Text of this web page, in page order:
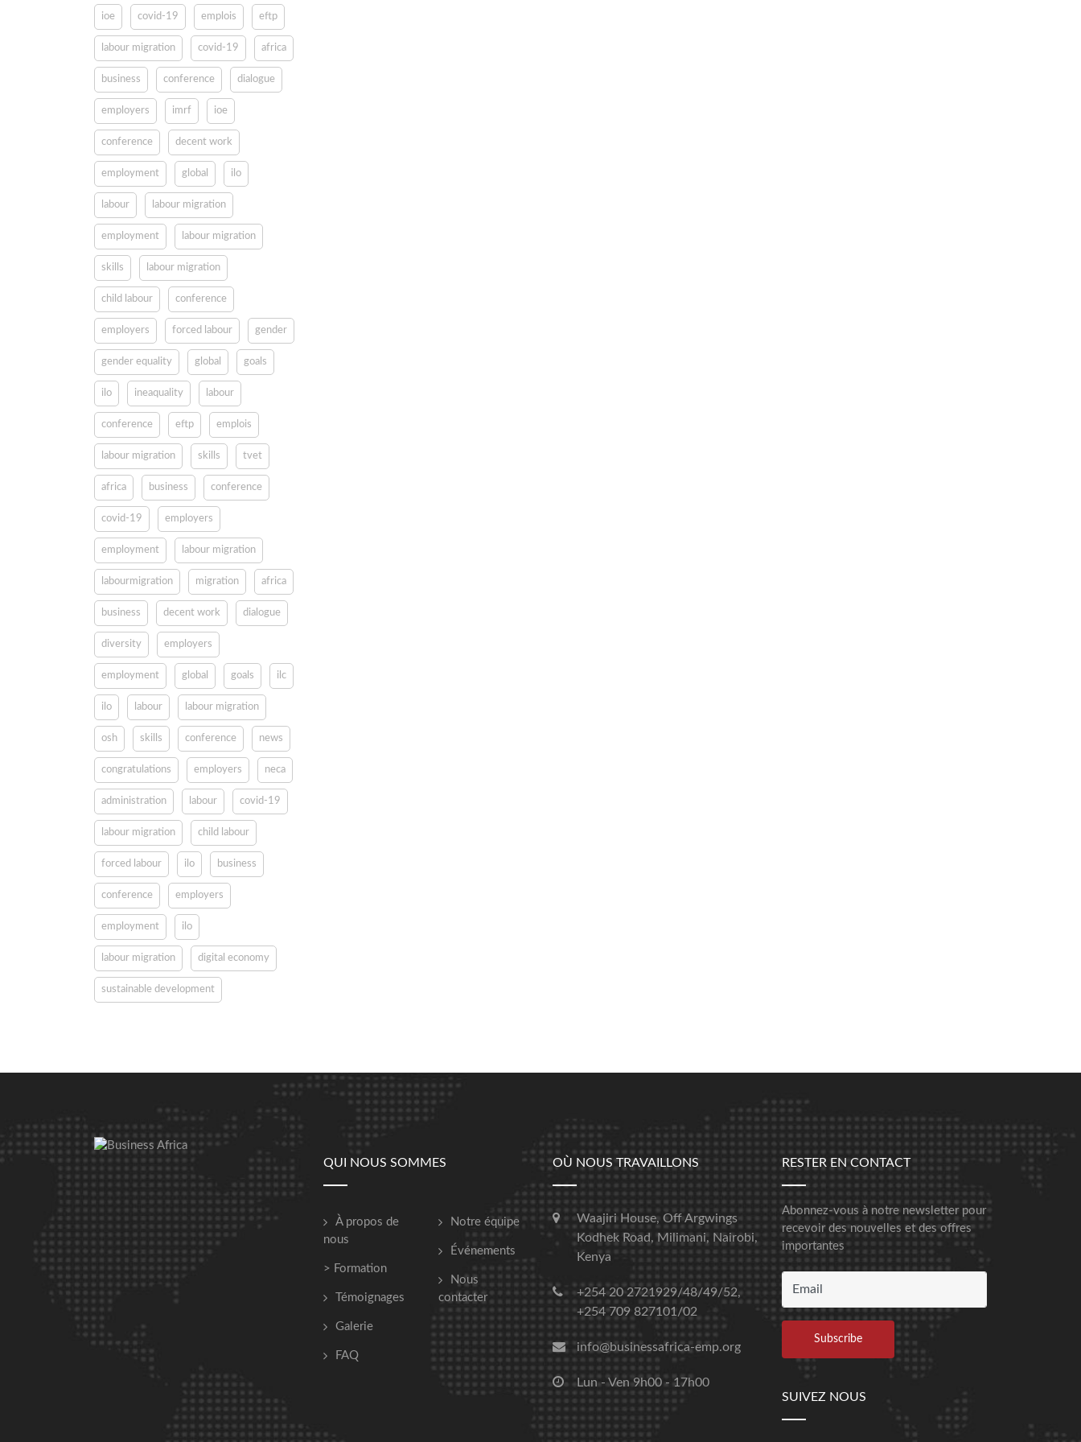
ioe covid-19 emplois eftp
labour migration covid-19 africa
business conference dialogue
employers imrf ioe
conference decent work
employment global ilo
labour labour migration
employment labour migration
skills labour migration
child labour conference
employers forced labour gender
gender equality global goals
ilo ineaquality labour
conference eftp emplois
labour migration skills tvet
africa business conference
covid-19 employers
employment labour migration
labourmigration migration africa
business decent work dialogue
diversity employers
employment global goals ilc
ilo labour labour migration
osh skills conference news
congratulations employers neca
administration labour covid-19
labour migration child labour
forced labour ilo business
conference employers
employment ilo
labour migration digital economy
sustainable development
QUI NOUS SOMMES
À propos de
nous
> Formation
Témoignages
Galerie
FAQ
Notre équipe
Événements
Nous
contacter
OÙ NOUS TRAVAILLONS
Waajiri House, Off Argwings
Kodhek Road, Milimani, Nairobi,
Kenya
+254 20 2721929/48/49/52,
+254 709 827101/02
info@businessafrica-emp.org
Lun - Ven 9h00 - 17h00
RESTER EN CONTACT
Abonnez-vous à notre newsletter pour
recevoir des nouvelles et des offres
importantes
SUIVEZ NOUS